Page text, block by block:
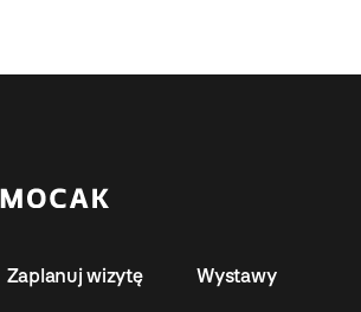
Zaplanuj wizytę Wystawy